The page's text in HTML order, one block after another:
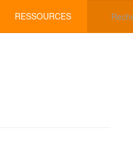
RESSOURCES